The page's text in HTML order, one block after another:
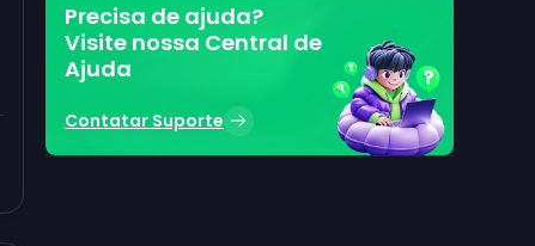
Precisa de ajuda?
Visite nossa Central de
Ajuda
Contatar Suporte